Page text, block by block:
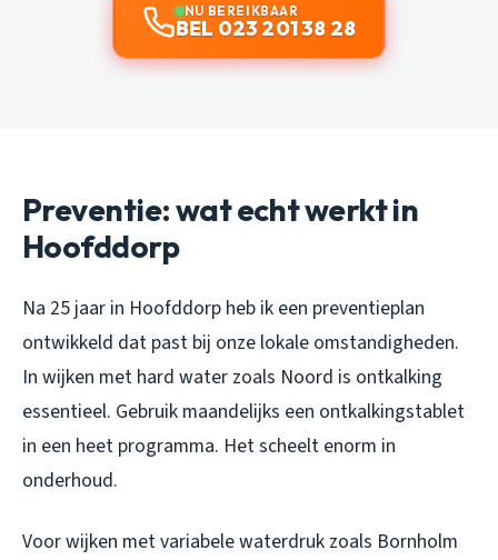
NU BEREIKBAAR
BEL 023 201 38 28
Preventie: wat echt werkt in
Hoofddorp
Na 25 jaar in Hoofddorp heb ik een preventieplan
ontwikkeld dat past bij onze lokale omstandigheden.
In wijken met hard water zoals Noord is ontkalking
essentieel. Gebruik maandelijks een ontkalkingstablet
in een heet programma. Het scheelt enorm in
onderhoud.
Voor wijken met variabele waterdruk zoals Bornholm